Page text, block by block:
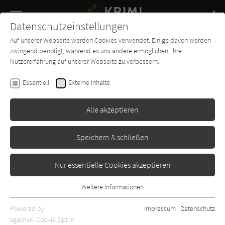
SUCHE
Buch-
Entdecker
Forum Charts
Sir Arthur Conan Doyle
Sherlock Holmes und der Fall
Datenschutzeinstellungen
Auf unserer Webseite werden Cookies verwendet. Einige davon werden
zwingend benötigt, während es uns andere ermöglichen, Ihre
Nutzererfahrung auf unserer Webseite zu verbessern.
Essentiell Externe Inhalte
Alle akzeptieren
Speichern & schließen
Nur essentielle Cookies akzeptieren
Essentielle Cookies werden für grundlegende Funktionen der
Webseite benötigt. Dadurch ist gewährleistet, dass die Webseite
Weitere Informationen
Powered by
sgalinski Cookie Opt In
Impressum | Datenschutz